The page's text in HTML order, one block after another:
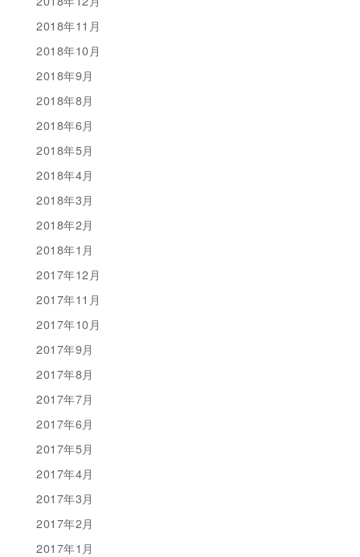
2018年11月
2018年10月
2018年9月
2018年8月
2018年6月
2018年5月
2018年4月
2018年3月
2018年2月
2018年1月
2017年12月
2017年11月
2017年10月
2017年9月
2017年8月
2017年7月
2017年6月
2017年5月
2017年4月
2017年3月
2017年2月
2017年1月